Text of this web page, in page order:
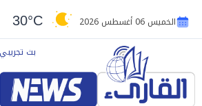
الخميس 06 أغسطس 2026 30°C